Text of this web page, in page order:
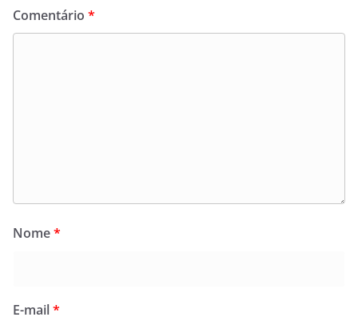
Comentário *
Nome*
E-mail*